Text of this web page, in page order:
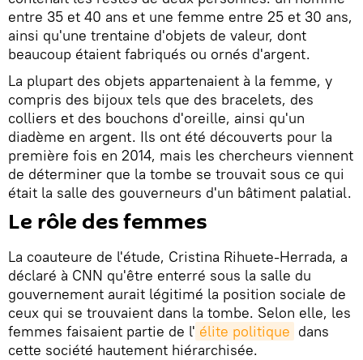
entre 35 et 40 ans et une femme entre 25 et 30 ans,
ainsi qu'une trentaine d'objets de valeur, dont
beaucoup étaient fabriqués ou ornés d'argent.
La plupart des objets appartenaient à la femme, y
compris des bijoux tels que des bracelets, des
colliers et des bouchons d'oreille, ainsi qu'un
diadème en argent. Ils ont été découverts pour la
première fois en 2014, mais les chercheurs viennent
de déterminer que la tombe se trouvait sous ce qui
était la salle des gouverneurs d'un bâtiment palatial.
Le rôle des femmes
La coauteure de l'étude, Cristina Rihuete-Herrada, a
déclaré à CNN qu'être enterré sous la salle du
gouvernement aurait légitimé la position sociale de
ceux qui se trouvaient dans la tombe. Selon elle, les
femmes faisaient partie de l' élite politique dans
cette société hautement hiérarchisée.